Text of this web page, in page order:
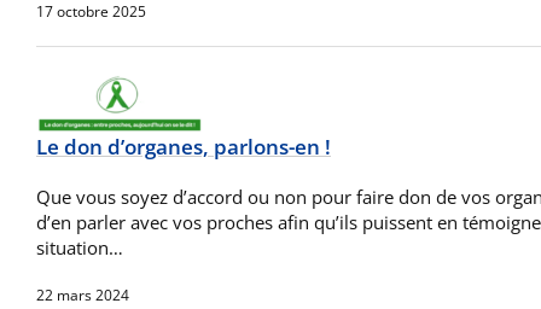
17 octobre 2025
Le don d’organes, parlons-en !
Que vous soyez d’accord ou non pour faire don de vos
d’en parler avec vos proches afin qu’ils puissent en
situation…
22 mars 2024